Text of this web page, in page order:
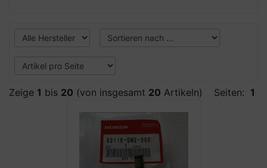
Zeige 1 bis 20 (von insgesamt 20 Artikeln) Seiten: 1